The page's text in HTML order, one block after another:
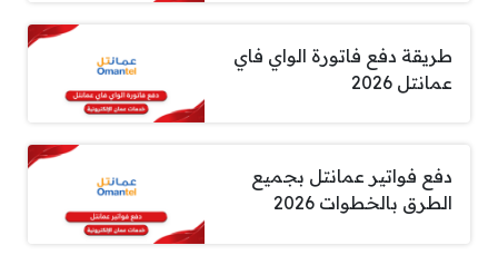
طريقة دفع فاتورة الواي فاي
عمانتل 2026
دفع فواتير عمانتل بجميع
الطرق بالخطوات 2026